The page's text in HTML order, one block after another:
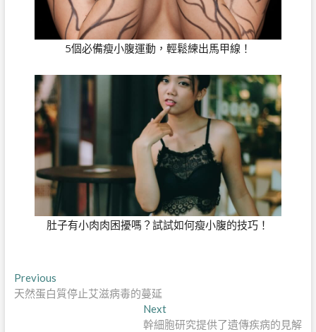
5個必備瘦小腹運動，輕鬆練出馬甲線！
肚子有小肉肉困擾嗎？試試如何瘦小腹的技巧！
文
章
PreviousPrevious
post:
天然蛋白質停止艾滋病毒的蔓延
NextNext
post:
幹細胞研究提供了遺傳疾病的見解